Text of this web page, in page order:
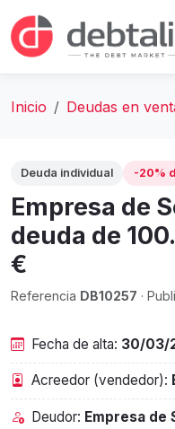
Inicio Deudas en
Deuda individual -20%
Empresa de
deuda de
€
Referencia DB10257 ·
Fecha de alta: 30/03/
Acreedor (vendedor):
Deudor: Empresa de